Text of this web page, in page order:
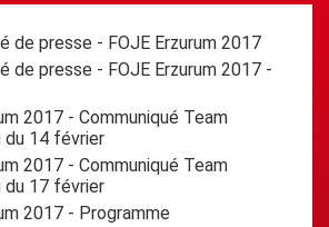
de presse - FOJE Erzurum 2017
de presse - FOJE Erzurum 2017 -
2017 - Communiqué Team
14 février
2017 - Communiqué Team
17 février
2017 - Programme